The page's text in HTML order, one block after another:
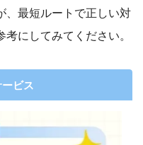
、最短ルートで正しい対
にしてみてください。
ビス